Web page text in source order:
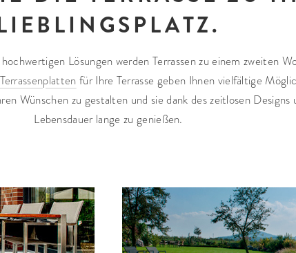
Einfahrt
Hauszugang/Gartenwege
Treppen
Mauern
Palisaden/Einfassungen
Sichtschutz
Kochen im Garten
Wasserspiele/Brunnen
Dunkelgrau/Anthrazit
Braun/Terracotta
Beige/Sand
Braungrau
XXL-Großformat
10-25 cm
25-50 cm
Lösungen werden Terrassen zu einem zweiten
für Ihre Terrasse geben Ihnen vielfältige
Wünschen zu gestalten und sie dank des zeitlosen Designs
Lebensdauer lange zu genießen.